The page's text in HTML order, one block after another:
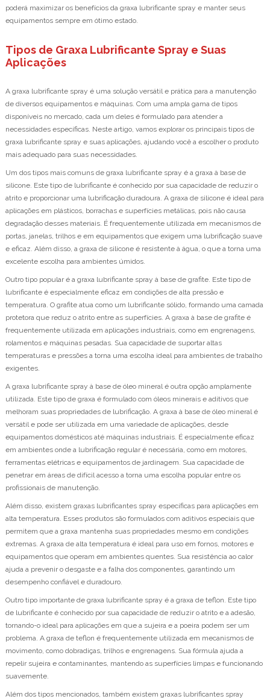
poderá maximizar os benefícios da graxa lubrificante spray e manter seus
equipamentos sempre em ótimo estado.
Tipos de Graxa Lubrificante Spray e Suas
Aplicações
A graxa lubrificante spray é uma solução versátil e prática para a manutenção
de diversos equipamentos e máquinas. Com uma ampla gama de tipos
disponíveis no mercado, cada um deles é formulado para atender a
necessidades específicas. Neste artigo, vamos explorar os principais tipos de
graxa lubrificante spray e suas aplicações, ajudando você a escolher o produto
mais adequado para suas necessidades.
Um dos tipos mais comuns de graxa lubrificante spray é a graxa à base de
silicone. Este tipo de lubrificante é conhecido por sua capacidade de reduzir o
atrito e proporcionar uma lubrificação duradoura. A graxa de silicone é ideal para
aplicações em plásticos, borrachas e superfícies metálicas, pois não causa
degradação desses materiais. É frequentemente utilizada em mecanismos de
portas, janelas, trilhos e em equipamentos que exigem uma lubrificação suave
e eficaz. Além disso, a graxa de silicone é resistente à água, o que a torna uma
excelente escolha para ambientes úmidos.
Outro tipo popular é a graxa lubrificante spray à base de grafite. Este tipo de
lubrificante é especialmente eficaz em condições de alta pressão e
temperatura. O grafite atua como um lubrificante sólido, formando uma camada
protetora que reduz o atrito entre as superfícies. A graxa à base de grafite é
frequentemente utilizada em aplicações industriais, como em engrenagens,
rolamentos e máquinas pesadas. Sua capacidade de suportar altas
temperaturas e pressões a torna uma escolha ideal para ambientes de trabalho
exigentes.
A graxa lubrificante spray à base de óleo mineral é outra opção amplamente
utilizada. Este tipo de graxa é formulado com óleos minerais e aditivos que
melhoram suas propriedades de lubrificação. A graxa à base de óleo mineral é
versátil e pode ser utilizada em uma variedade de aplicações, desde
equipamentos domésticos até máquinas industriais. É especialmente eficaz
em ambientes onde a lubrificação regular é necessária, como em motores,
ferramentas elétricas e equipamentos de jardinagem. Sua capacidade de
penetrar em áreas de difícil acesso a torna uma escolha popular entre os
profissionais de manutenção.
Além disso, existem graxas lubrificantes spray específicas para aplicações em
alta temperatura. Esses produtos são formulados com aditivos especiais que
permitem que a graxa mantenha suas propriedades mesmo em condições
extremas. A graxa de alta temperatura é ideal para uso em fornos, motores e
equipamentos que operam em ambientes quentes. Sua resistência ao calor
ajuda a prevenir o desgaste e a falha dos componentes, garantindo um
desempenho confiável e duradouro.
Outro tipo importante de graxa lubrificante spray é a graxa de teflon. Este tipo
de lubrificante é conhecido por sua capacidade de reduzir o atrito e a adesão,
tornando-o ideal para aplicações em que a sujeira e a poeira podem ser um
problema. A graxa de teflon é frequentemente utilizada em mecanismos de
movimento, como dobradiças, trilhos e engrenagens. Sua fórmula ajuda a
repelir sujeira e contaminantes, mantendo as superfícies limpas e funcionando
suavemente.
Além dos tipos mencionados, também existem graxas lubrificantes spray